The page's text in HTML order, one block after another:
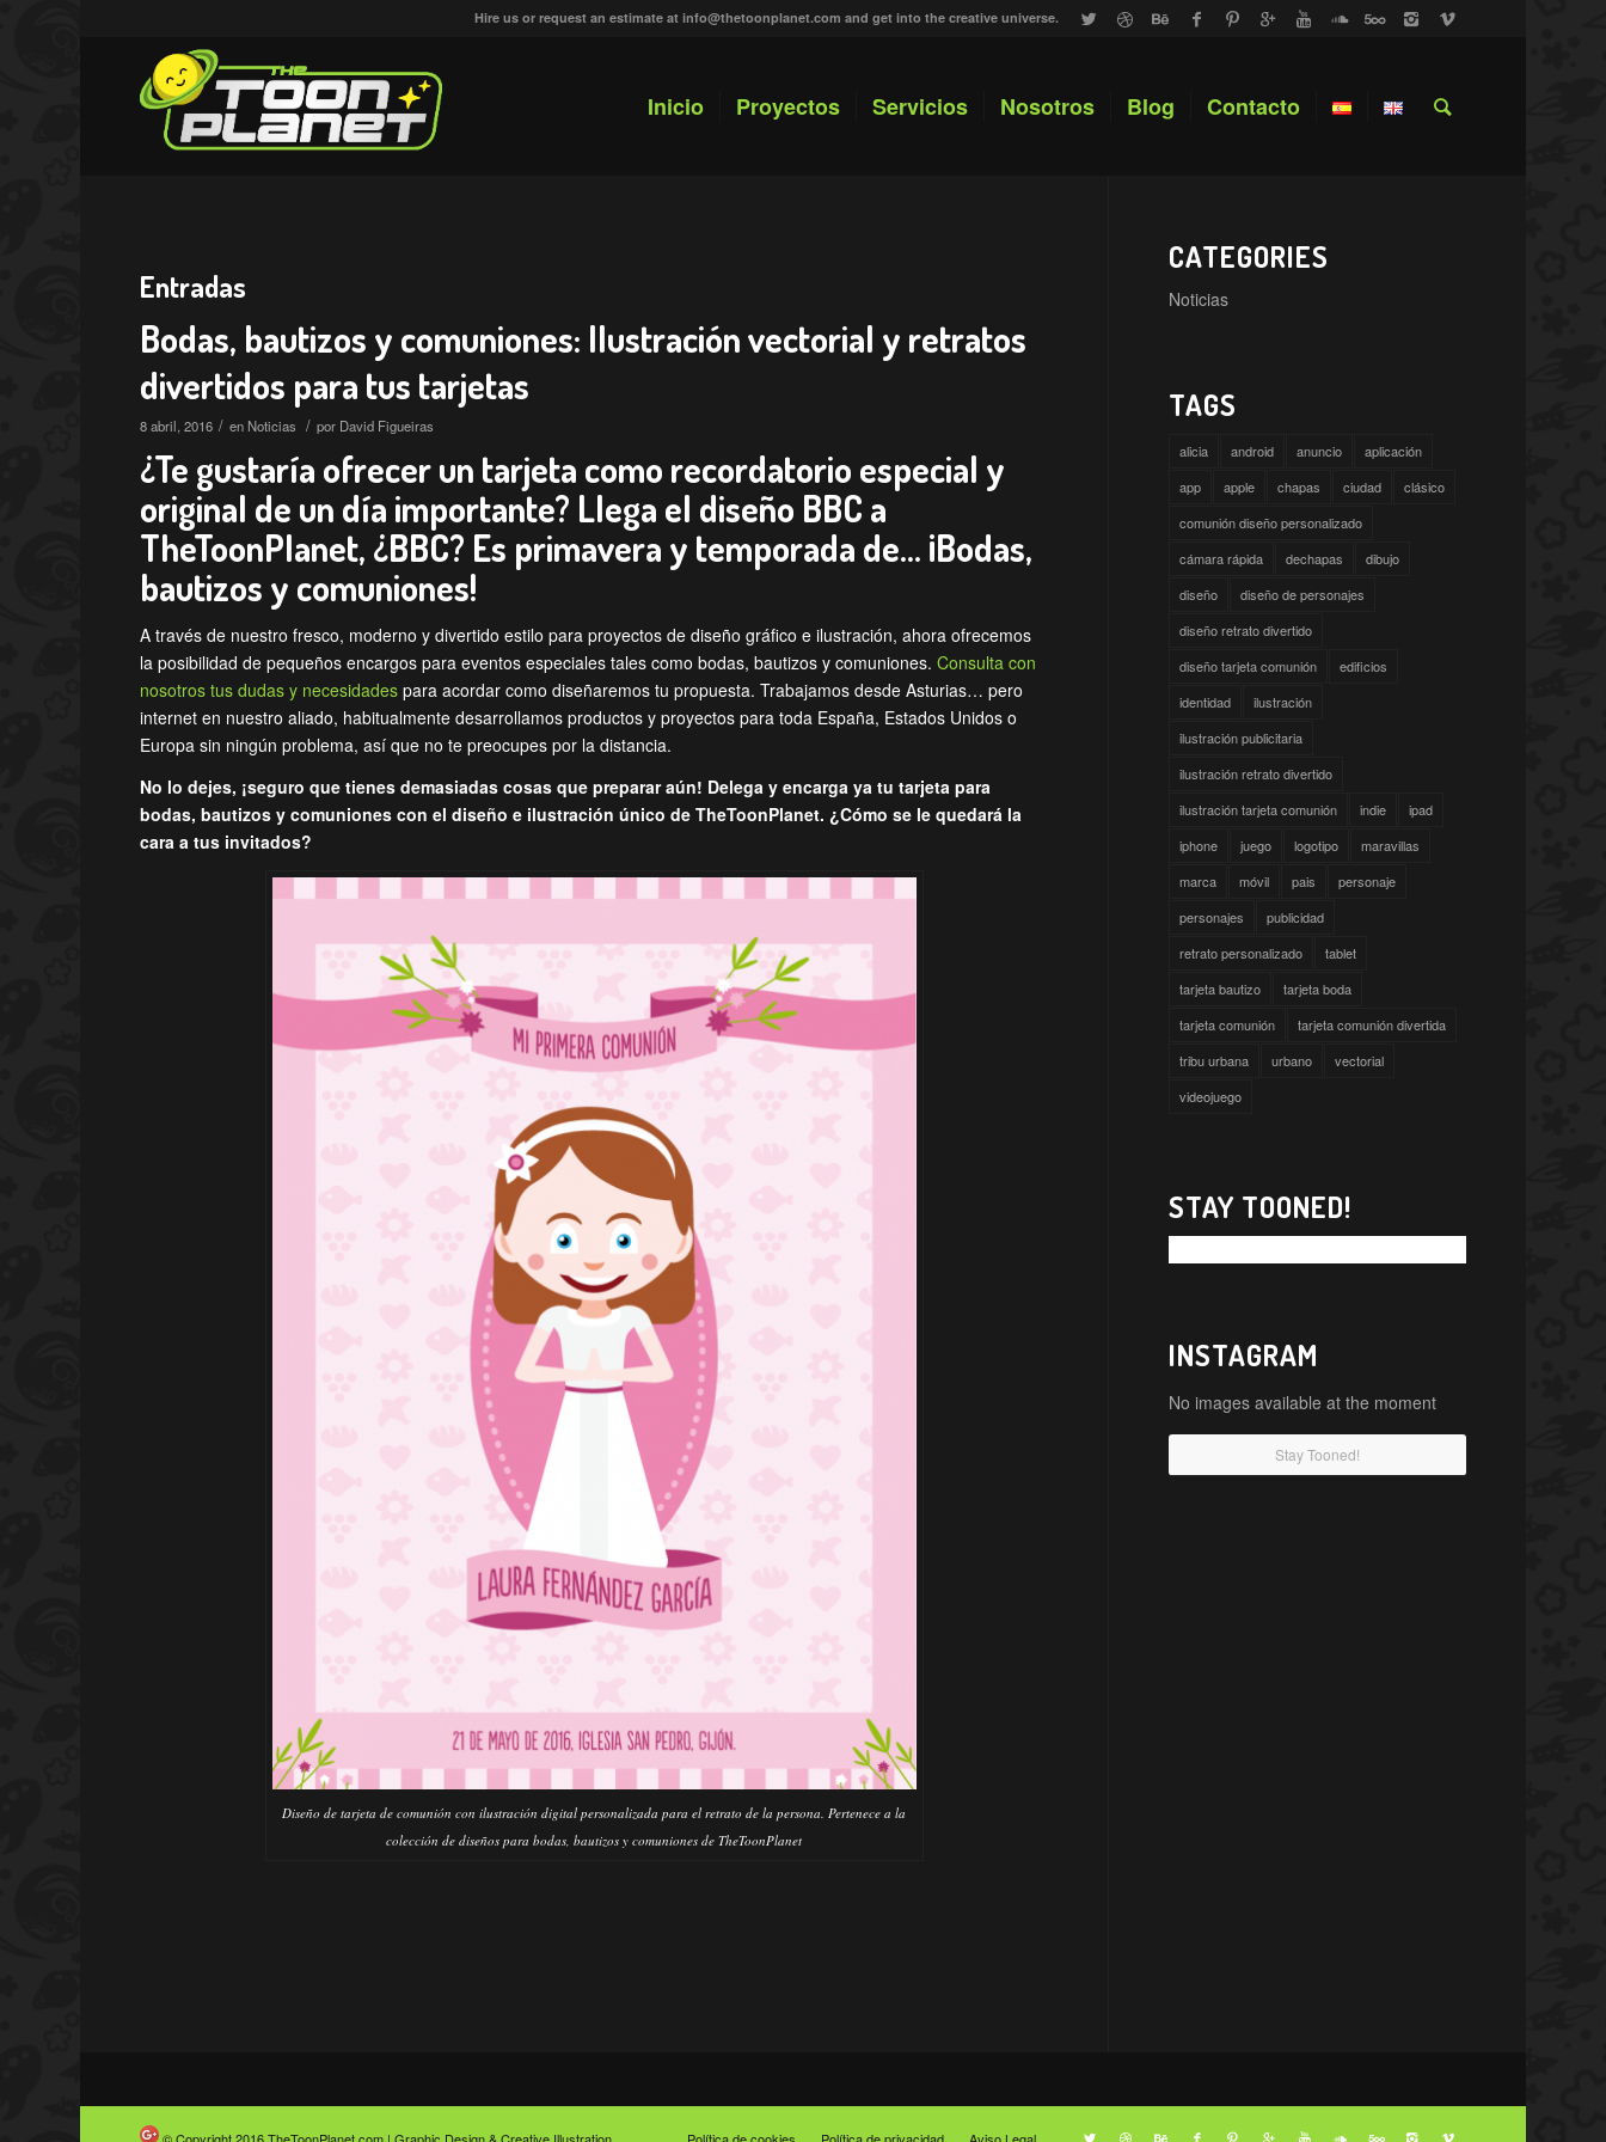
Hire us or request an estimate at info@thetoonplanet.com and get into the creative universe.
Inicio Proyectos Servicios Nosotros Blog Contacto
Entradas
Bodas, bautizos y comuniones: Ilustración vectorial y retratos
divertidos para tus tarjetas
8 abril, 2016 / en Noticias / por David Figueiras
¿Te gustaría ofrecer un tarjeta como recordatorio especial y
original de un día importante? Llega el diseño BBC a
TheToonPlanet, ¿BBC? Es primavera y temporada de… ¡Bodas,
bautizos y comuniones!
A través de nuestro fresco, moderno y divertido estilo para proyectos de diseño gráfico e ilustración, ahora ofrecemos
la posibilidad de pequeños encargos para eventos especiales tales como bodas, bautizos y comuniones. Consulta con
nosotros tus dudas y necesidades para acordar como diseñaremos tu propuesta. Trabajamos desde Asturias… pero
internet en nuestro aliado, habitualmente desarrollamos productos y proyectos para toda España, Estados Unidos o
Europa sin ningún problema, así que no te preocupes por la distancia.
No lo dejes, ¡seguro que tienes demasiadas cosas que preparar aún! Delega y encarga ya tu tarjeta para
bodas, bautizos y comuniones con el diseño e ilustración único de TheToonPlanet. ¿Cómo se le quedará la
cara a tus invitados?
Diseño de tarjeta de comunión con ilustración digital personalizada para el retrato de la persona. Pertenece a la
colección de diseños para bodas, bautizos y comuniones de TheToonPlanet
CATEGORIES
Noticias
TAGS
alicia android anuncio
aplicación
app
apple chapas ciudad
clásico
comunión diseño personalizado
cámara rápida
dechapas
dibujo
diseño
diseño de personajes
diseño retrato divertido
diseño tarjeta comunión
edificios
identidad
ilustración
ilustración publicitaria
ilustración retrato divertido
ilustración tarjeta comunión
indie
ipad
iphone
juego logotipo
maravillas
marca
móvil pais
personaje
personajes
publicidad
retrato personalizado
tablet
tarjeta bautizo
tarjeta boda
tarjeta comunión
tarjeta comunión divertida
tribu urbana
urbano
vectorial
videojuego
STAY TOONED!
INSTAGRAM
No images available at the moment
Stay Tooned!